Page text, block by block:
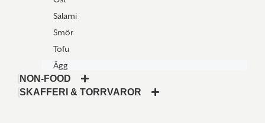
Salami
Smör
Tofu
Ägg
NON-FOOD
SKAFFERI & TORRVAROR